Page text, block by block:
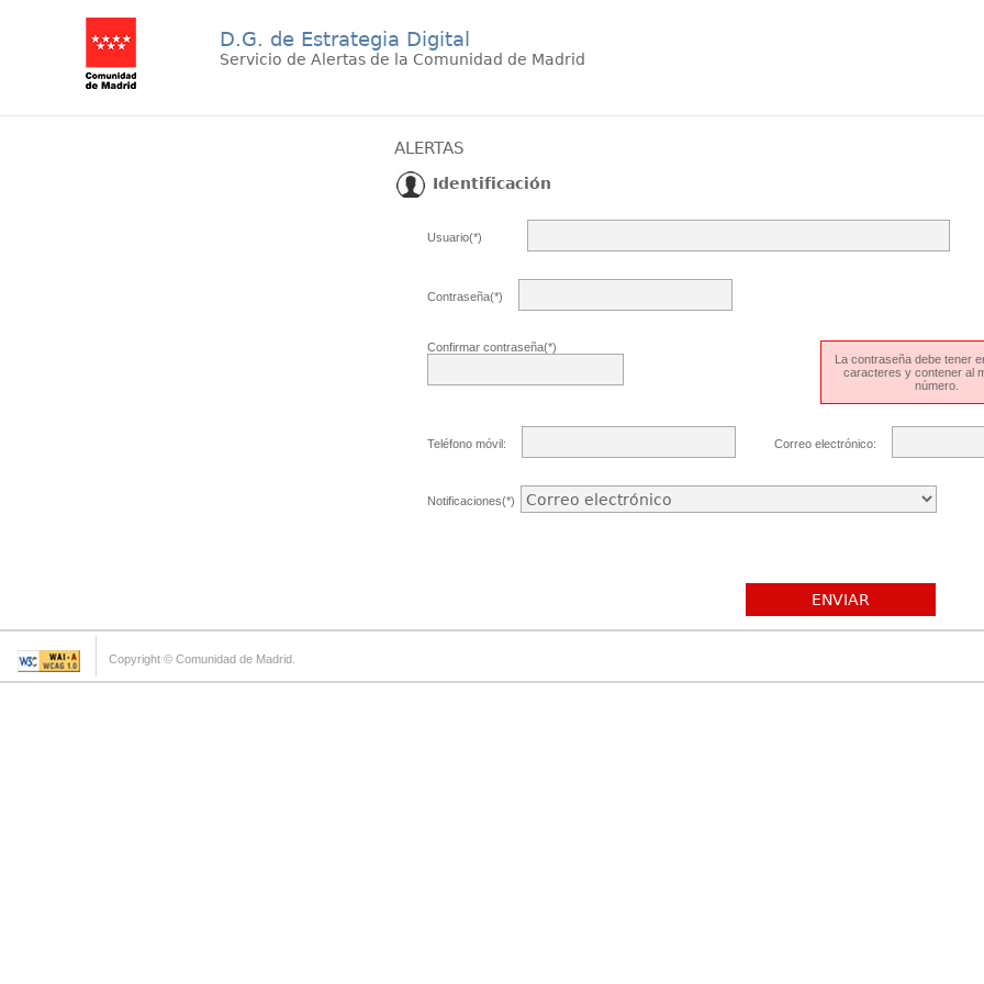
D.G. de Estrategia Digital
Servicio de Alertas de la Comunidad de Madrid
ALERTAS
Identificación
Usuario(*)
Contraseña(*)
Confirmar contraseña(*)
La contraseña debe tener
caracteres y contener al
número.
Teléfono móvil: Correo electrónico:
Notificaciones(*)
ENVIAR
Copyright © Comunidad de Madrid.